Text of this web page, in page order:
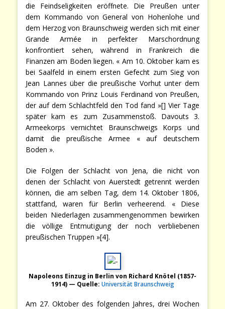
die Feindseligkeiten eröffnete. Die Preußen unter
dem Kommando von General von Hohenlohe und
dem Herzog von Braunschweig werden sich mit einer
Grande Armée in perfekter Marschordnung
konfrontiert sehen, während in Frankreich die
Finanzen am Boden liegen. « Am 10. Oktober kam es
bei Saalfeld in einem ersten Gefecht zum Sieg von
Jean Lannes über die preußische Vorhut unter dem
Kommando von Prinz Louis Ferdinand von Preußen,
der auf dem Schlachtfeld den Tod fand »[] Vier Tage
später kam es zum Zusammenstoß. Davouts 3.
Armeekorps vernichtet Braunschweigs Korps und
damit die preußische Armee « auf deutschem
Boden ».
Die Folgen der Schlacht von Jena, die nicht von
denen der Schlacht von Auerstedt getrennt werden
können, die am selben Tag, dem 14. Oktober 1806,
stattfand, waren für Berlin verheerend. « Diese
beiden Niederlagen zusammengenommen bewirken
die völlige Entmutigung der noch verbliebenen
preußischen Truppen »[4].
Napoleons Einzug in Berlin von Richard Knötel (1857-
1914) — Quelle: Universität Braunschweig
Am 27. Oktober des folgenden Jahres, drei Wochen